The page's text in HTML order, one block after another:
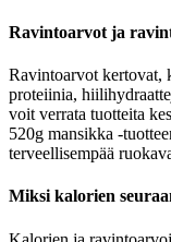
Ravintoarvot ja
Ravintoarvot kertovat,
proteiinia,
voit verrata tuotteita
520g mansikka -
terveellisempää
Miksi kalorien